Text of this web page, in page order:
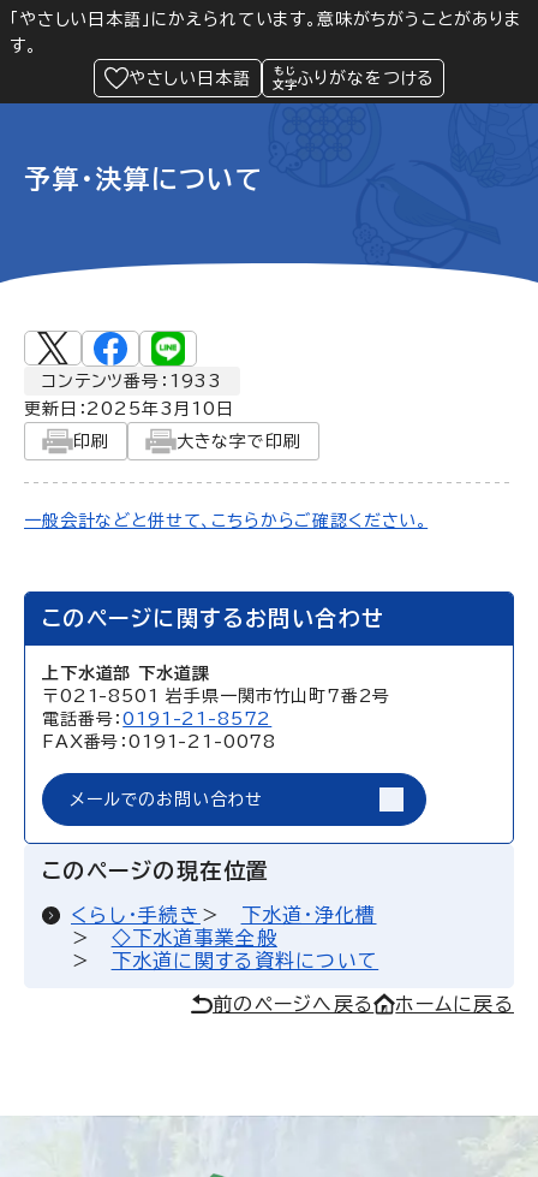
「やさしい日本語」にかえられています。意味がちがうことがありま
す。
やさしい日本語
ふりがなをつける
Language 閲覧支援
緊急情報
予算・決算について
コンテンツ番号：1933
更新日： 2025年3月10日
印刷
大きな字で印刷
一般会計などと併せて、こちらからご確認ください。
このページに関するお問い合わせ
上下水道部 下水道課
〒021-8501 岩手県一関市竹山町7番2号
電話番号：0191-21-8572
FAX番号：0191-21-0078
メールでのお問い合わせ
このページの現在位置
くらし・手続き
下水道・浄化槽
◇下水道事業全般
下水道に関する資料について
前のページへ戻る ホームに戻る